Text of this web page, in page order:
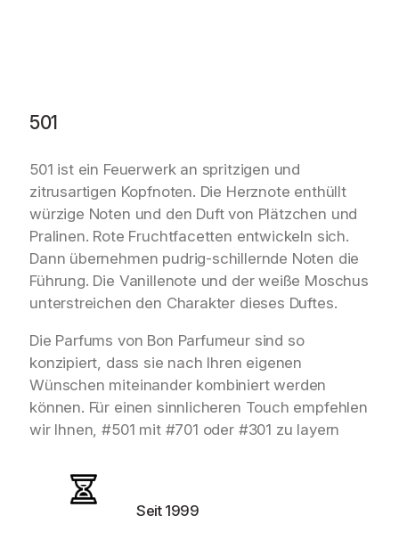
501
501 ist ein Feuerwerk an spritzigen und
zitrusartigen Kopfnoten. Die Herznote enthüllt
würzige Noten und den Duft von Plätzchen und
Pralinen. Rote Fruchtfacetten entwickeln sich.
Dann übernehmen pudrig-schillernde Noten die
Führung. Die Vanillenote und der weiße Moschus
unterstreichen den Charakter dieses Duftes.
Die Parfums von Bon Parfumeur sind so
konzipiert, dass sie nach Ihren eigenen
Wünschen miteinander kombiniert werden
können. Für einen sinnlicheren Touch empfehlen
wir Ihnen, #501 mit #701 oder #301 zu layern
Seit 1999